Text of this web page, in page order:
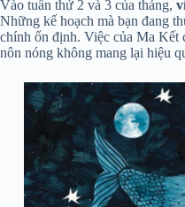
Vào tuần thứ 2 và 3 của tháng,
Những kế hoạch mà bạn đang
chính ổn định. Việc của Ma Kết
nôn nóng không mang lại hiệu